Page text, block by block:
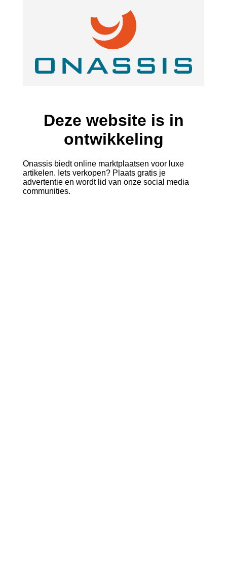
Deze website is in
ontwikkeling
Onassis biedt online marktplaatsen voor luxe
artikelen. Iets verkopen? Plaats gratis je
advertentie en wordt lid van onze social media
communities.